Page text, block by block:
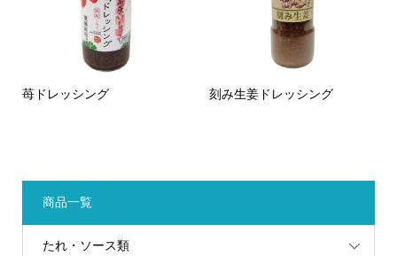
苺ドレッシング 刻み生姜ドレッシング
商品一覧
たれ・ソース類